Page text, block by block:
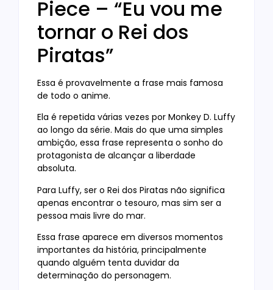
Piece – “Eu vou me
tornar o Rei dos
Piratas”
Essa é provavelmente a frase mais famosa
de todo o anime.
Ela é repetida várias vezes por Monkey D. Luffy
ao longo da série. Mais do que uma simples
ambição, essa frase representa o sonho do
protagonista de alcançar a liberdade
absoluta.
Para Luffy, ser o Rei dos Piratas não significa
apenas encontrar o tesouro, mas sim ser a
pessoa mais livre do mar.
Essa frase aparece em diversos momentos
importantes da história, principalmente
quando alguém tenta duvidar da
determinação do personagem.